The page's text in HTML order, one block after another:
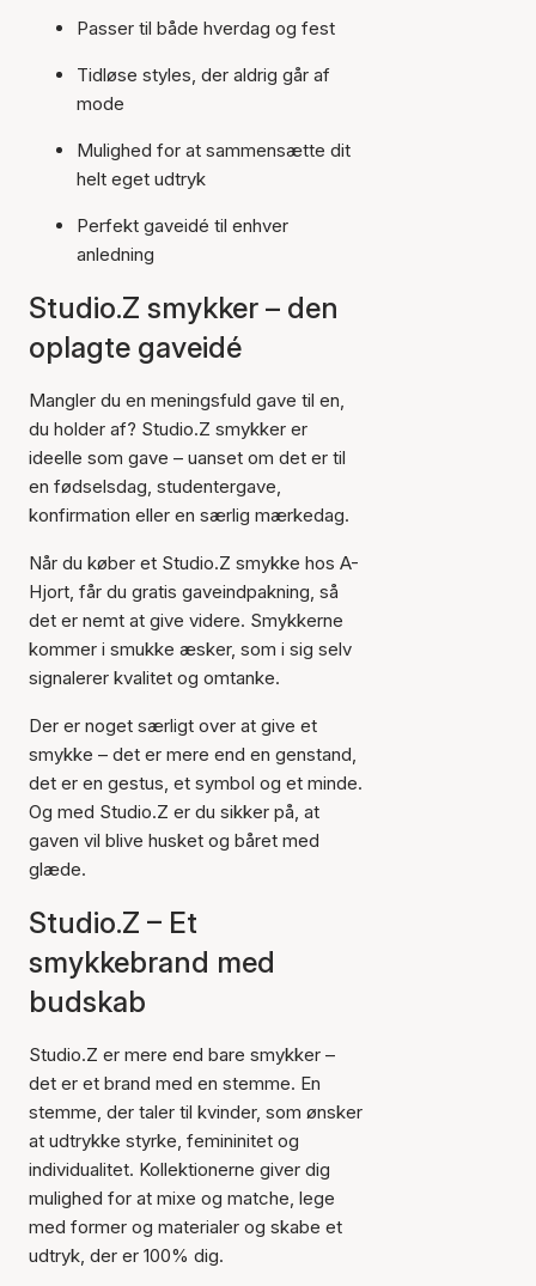
Passer til både hverdag og fest
Tidløse styles, der aldrig går af
mode
Mulighed for at sammensætte dit
helt eget udtryk
Perfekt gaveidé til enhver
anledning
Studio.Z smykker – den
oplagte gaveidé
Mangler du en meningsfuld gave til en,
du holder af? Studio.Z smykker er
ideelle som gave – uanset om det er til
en fødselsdag, studentergave,
konfirmation eller en særlig mærkedag.
Når du køber et Studio.Z smykke hos A-
Hjort, får du gratis gaveindpakning, så
det er nemt at give videre. Smykkerne
kommer i smukke æsker, som i sig selv
signalerer kvalitet og omtanke.
Der er noget særligt over at give et
smykke – det er mere end en genstand,
det er en gestus, et symbol og et minde.
Og med Studio.Z er du sikker på, at
gaven vil blive husket og båret med
glæde.
Studio.Z – Et
smykkebrand med
budskab
Studio.Z er mere end bare smykker –
det er et brand med en stemme. En
stemme, der taler til kvinder, som ønsker
at udtrykke styrke, femininitet og
individualitet. Kollektionerne giver dig
mulighed for at mixe og matche, lege
med former og materialer og skabe et
udtryk, der er 100% dig.